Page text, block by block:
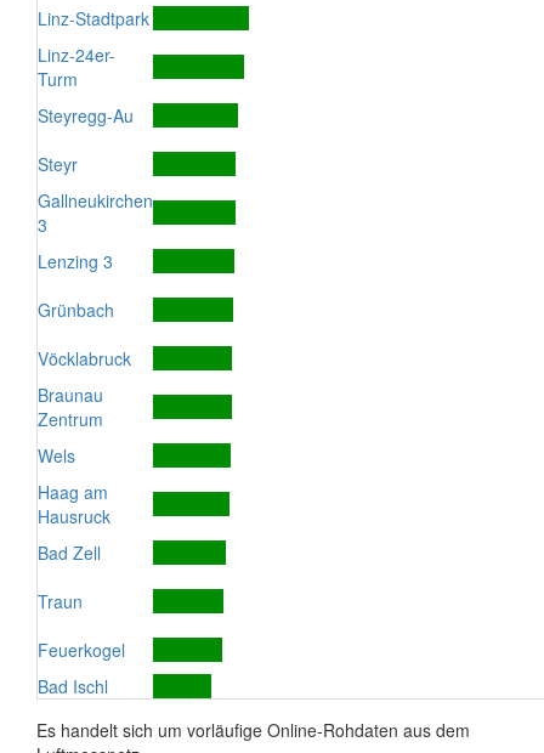
Linz-Stadtpark
Linz-24er-
Turm
Steyregg-Au
Steyr
Gallneukirchen
3
Lenzing 3
Grünbach
Vöcklabruck
Braunau
Zentrum
Wels
Haag am
Hausruck
Bad Zell
Traun
Feuerkogel
Bad Ischl
Es handelt sich um vorläufige Online-Rohdaten aus dem